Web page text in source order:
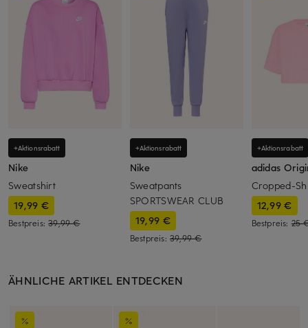
+Aktionsrabatt
Nike
Sweatshirt
19,99 €
Bestpreis:39,99 €
+Aktionsrabatt
Nike
Sweatpants
SPORTSWEAR CLUB
19,99 €
Bestpreis: 39,99 €
+Aktionsrabatt
adidas
Cropped-
12,99 €
Bestpreis: 25
ÄHNLICHE ARTIKEL ENTDECKEN